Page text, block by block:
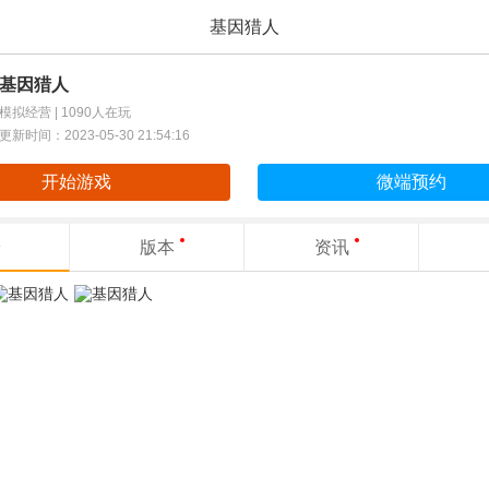
基因猎人
基因猎人
模拟经营 | 1090人在玩
更新时间：2023-05-30 21:54:16
开始游戏 微端预约
版本 资讯